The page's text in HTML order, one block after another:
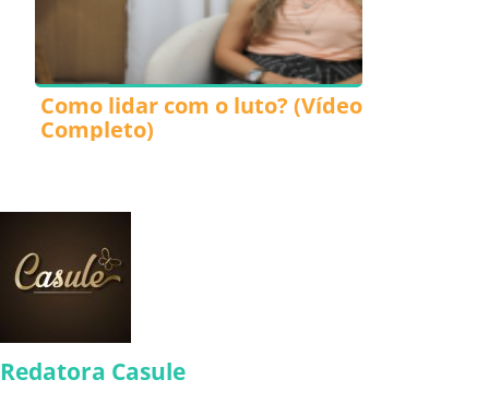
Como lidar com o luto? (Vídeo
Completo)
Redatora Casule